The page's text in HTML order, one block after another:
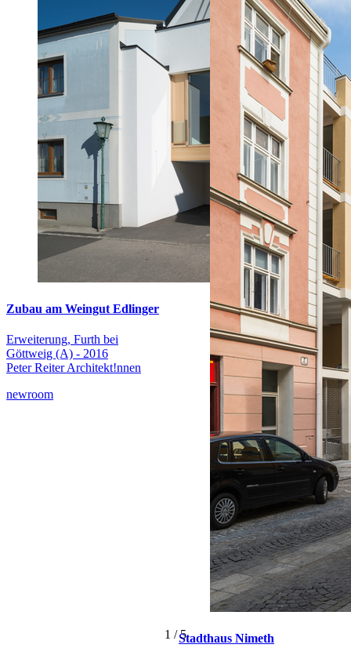
1 /5
Zubau am Weingut Edlinger
Erweiterung, Furth bei
Göttweig (A) - 2016
Peter Reiter Architekt!nnen
newroom
Stadthaus Nimeth